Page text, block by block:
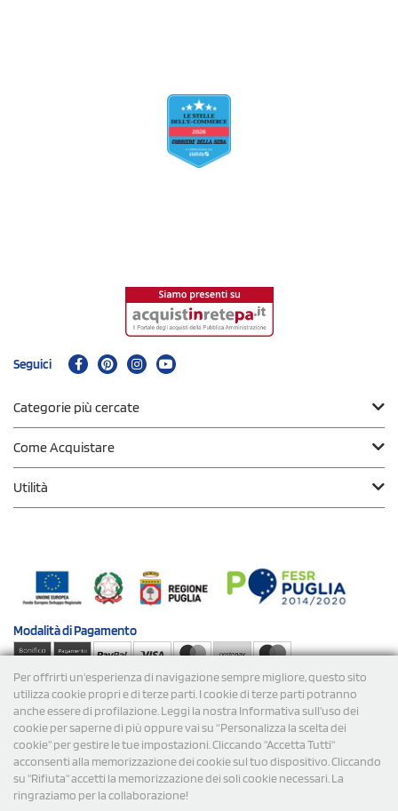
Per offrirti un'esperienza di navigazione sempre migliore, questo sito
utilizza cookie propri e di terze parti. I cookie di terze parti potranno
anche essere di profilazione. Leggi la nostra Informativa sull’uso dei
cookie per saperne di più oppure vai su “Personalizza la scelta dei
cookie” per gestire le tue impostazioni. Cliccando "Accetta Tutti"
acconsenti alla memorizzazione dei cookie sul tuo dispositivo. Cliccando
su "Rifiuta" accetti la memorizzazione dei soli cookie necessari. La
ringraziamo per la collaborazione!
Seguici
Categorie più cercate
Come Acquistare
Utilità
Modalità diPagamento
Spedizioni